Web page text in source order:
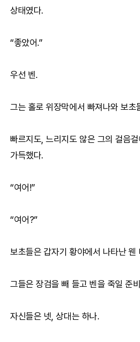
상태였다.
“좋았어.”
우선 벤.
그는 홀로 위장막에서 빠져나와 보초
빠르지도, 느리지도 않은 그의 걸음
가득했다.
“여어!”
“여어?”
보초들은 갑자기 황야에서 나타난 웬
그들은 장검을 빼 들고 벤을 죽일 준
자신들은 넷, 상대는 하나.